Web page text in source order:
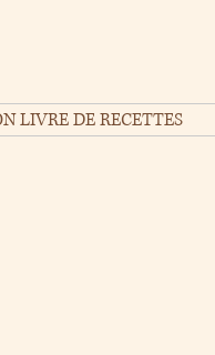
LIVRE DE RECETTES